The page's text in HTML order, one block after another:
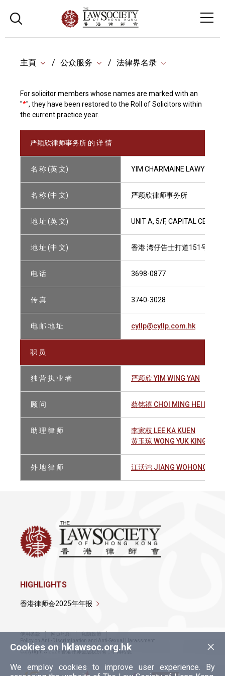
主頁 公众服务 法律界名录
For solicitor members whose names are marked with an
"*", they have been restored to the Roll of Solicitors within
the current practice year.
严颖欣律师事务所 的 详 情
名 称 (英 文) YIM CHARMAINE LAWYERS
名 称 (中 文) 严颖欣律师事务所
地 址 (英 文) UNIT A, 5/F, CAPITAL
地 址 (中 文) 香港 湾仔告士打道151号 资
电 话 3698-0877
传 真 3740-3028
电 邮 地 址 cyllp@cyllp.com.hk
职 员
独 营 执 业 者 严颖欣 YIM WING YAN
顾 问 蔡铭禧 CHOI MING HEI EDWIN
助 理 律 师
李家权 LEE KA KUEN
黄玉琼 WONG YUK KING
外 地 律 师 江沃鸿 JIANG WOHONG
×
Cookies on hklawsoc.org.hk
We employ cookies to improve user experience. By
HIGHLIGHTS
香港律师会2025年年报
使用条款 网页地图
私隐政策
Policy on Anti-Discrimination and Anti-Sexual Harassment
Copyright © 2026 香港律师会版权所有，不得转载